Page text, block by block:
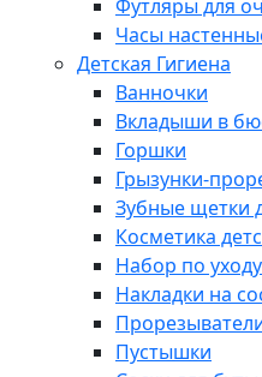
Футляры для
Часы
Детская Гигиена
Ванночки
Вкладыши в
Горшки
Грызунки-
Зубные щетки
Косметика
Набор по
Накладки на
Пустышки